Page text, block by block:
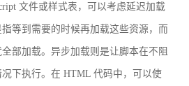
文件或样式表，可以考虑延迟加载
等到需要的时候再加载这些资源，而
部加载。异步加载则是让脚本在不阻
下执行。在 HTML 代码中，可以使